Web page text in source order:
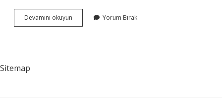
Devamını okuyun Bayburtta
Patatese
Yorum Bırak
Sitemap